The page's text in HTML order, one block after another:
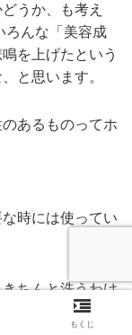
うか、も考え
ろんな「美容成
を上げたという
と思います。
あるものってホ
時には使ってい
ちんと洗うわけ
様の前で、いら
もくじ